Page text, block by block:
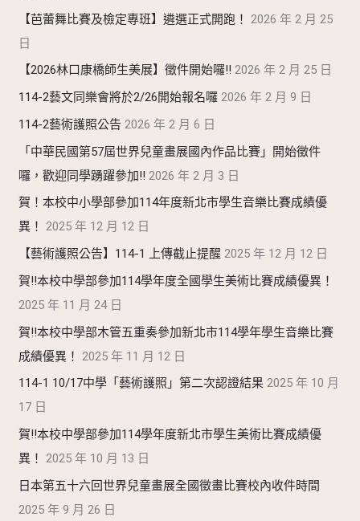
【芭蕾舞比賽及檢定專班】遴選正式開跑！ 2026 年 2 月 25
日
【2026林口康橋師生美展】徵件開始囉!! 2026 年 2 月 25 日
114-2藝文同樂會將於2/26開始報名囉 2026 年 2 月 9 日
114-2藝術護照公告 2026 年 2 月 6 日
「中華民國第57屆世界兒童畫展國內作品比賽」開始徵件
囉，歡迎同學踴躍參加!! 2026 年 2 月 3 日
賀！本校中小學部參加114年度新北市學生音樂比賽成績優
異！ 2025 年 12 月 12 日
【藝術護照公告】114-1 上傳截止提醒 2025 年 12 月 12 日
賀!!本校中學部參加114學年度全國學生美術比賽成績優異！
2025 年 11 月 24 日
賀!!本校中學部木管五重奏參加新北市114學年學生音樂比賽
成績優異！ 2025 年 11 月 12 日
114-1 10/17中學「藝術護照」第二次認證結果 2025 年 10 月
17 日
賀!!本校中學部參加114學年度新北市學生美術比賽成績優
異！ 2025 年 10 月 13 日
日本第五十六回世界兒童畫展全國徵畫比賽校內收件時間
2025 年 9 月 26 日